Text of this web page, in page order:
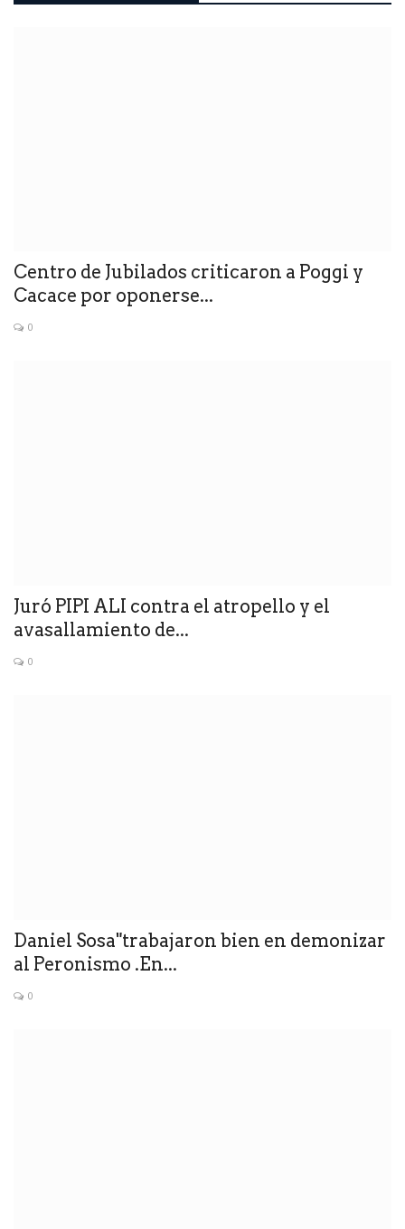
Centro de Jubilados criticaron a Poggi y
Cacace por oponerse...
0
Juró PIPI ALI contra el atropello y el
avasallamiento de...
0
Daniel Sosa"trabajaron bien en demonizar
al Peronismo .En...
0